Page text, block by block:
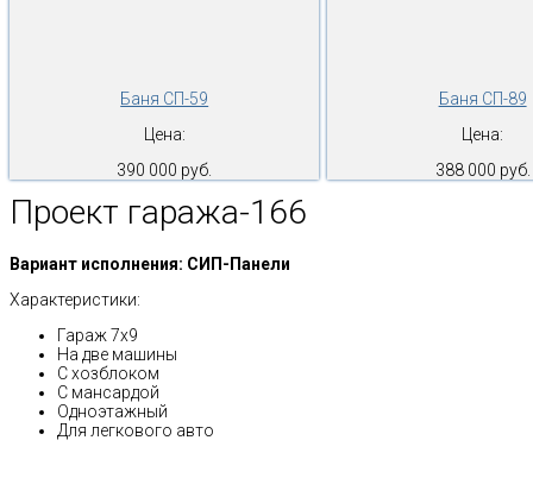
Баня СП-59
Цена:
390 000 руб.
Баня СП-89
Цена:
388 000 руб.
Проект гаража-166
Вариант исполнения: СИП-Панели
Характеристики:
Гараж 7х9
На две машины
С хозблоком
С мансардой
Одноэтажный
Для легкового авто